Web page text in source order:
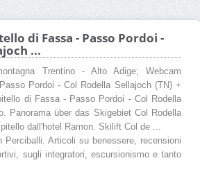
di Fassa - Passo Pordoi -
...
Trentino - Alto Adige; Webcam
Pordoi - Col Rodella Sellajoch (TN) +
di Fassa - Passo Pordoi - Col Rodella
Panorama über das Skigebiet Col Rodella
dall'hotel Ramon. Skilift Col de ...
Perciballi. Articoli su benessere, recensioni
sugli integratori, escursionismo e tanto